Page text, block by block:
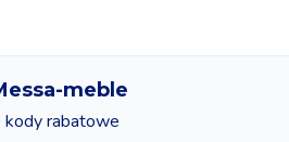
meble
kody rabatowe